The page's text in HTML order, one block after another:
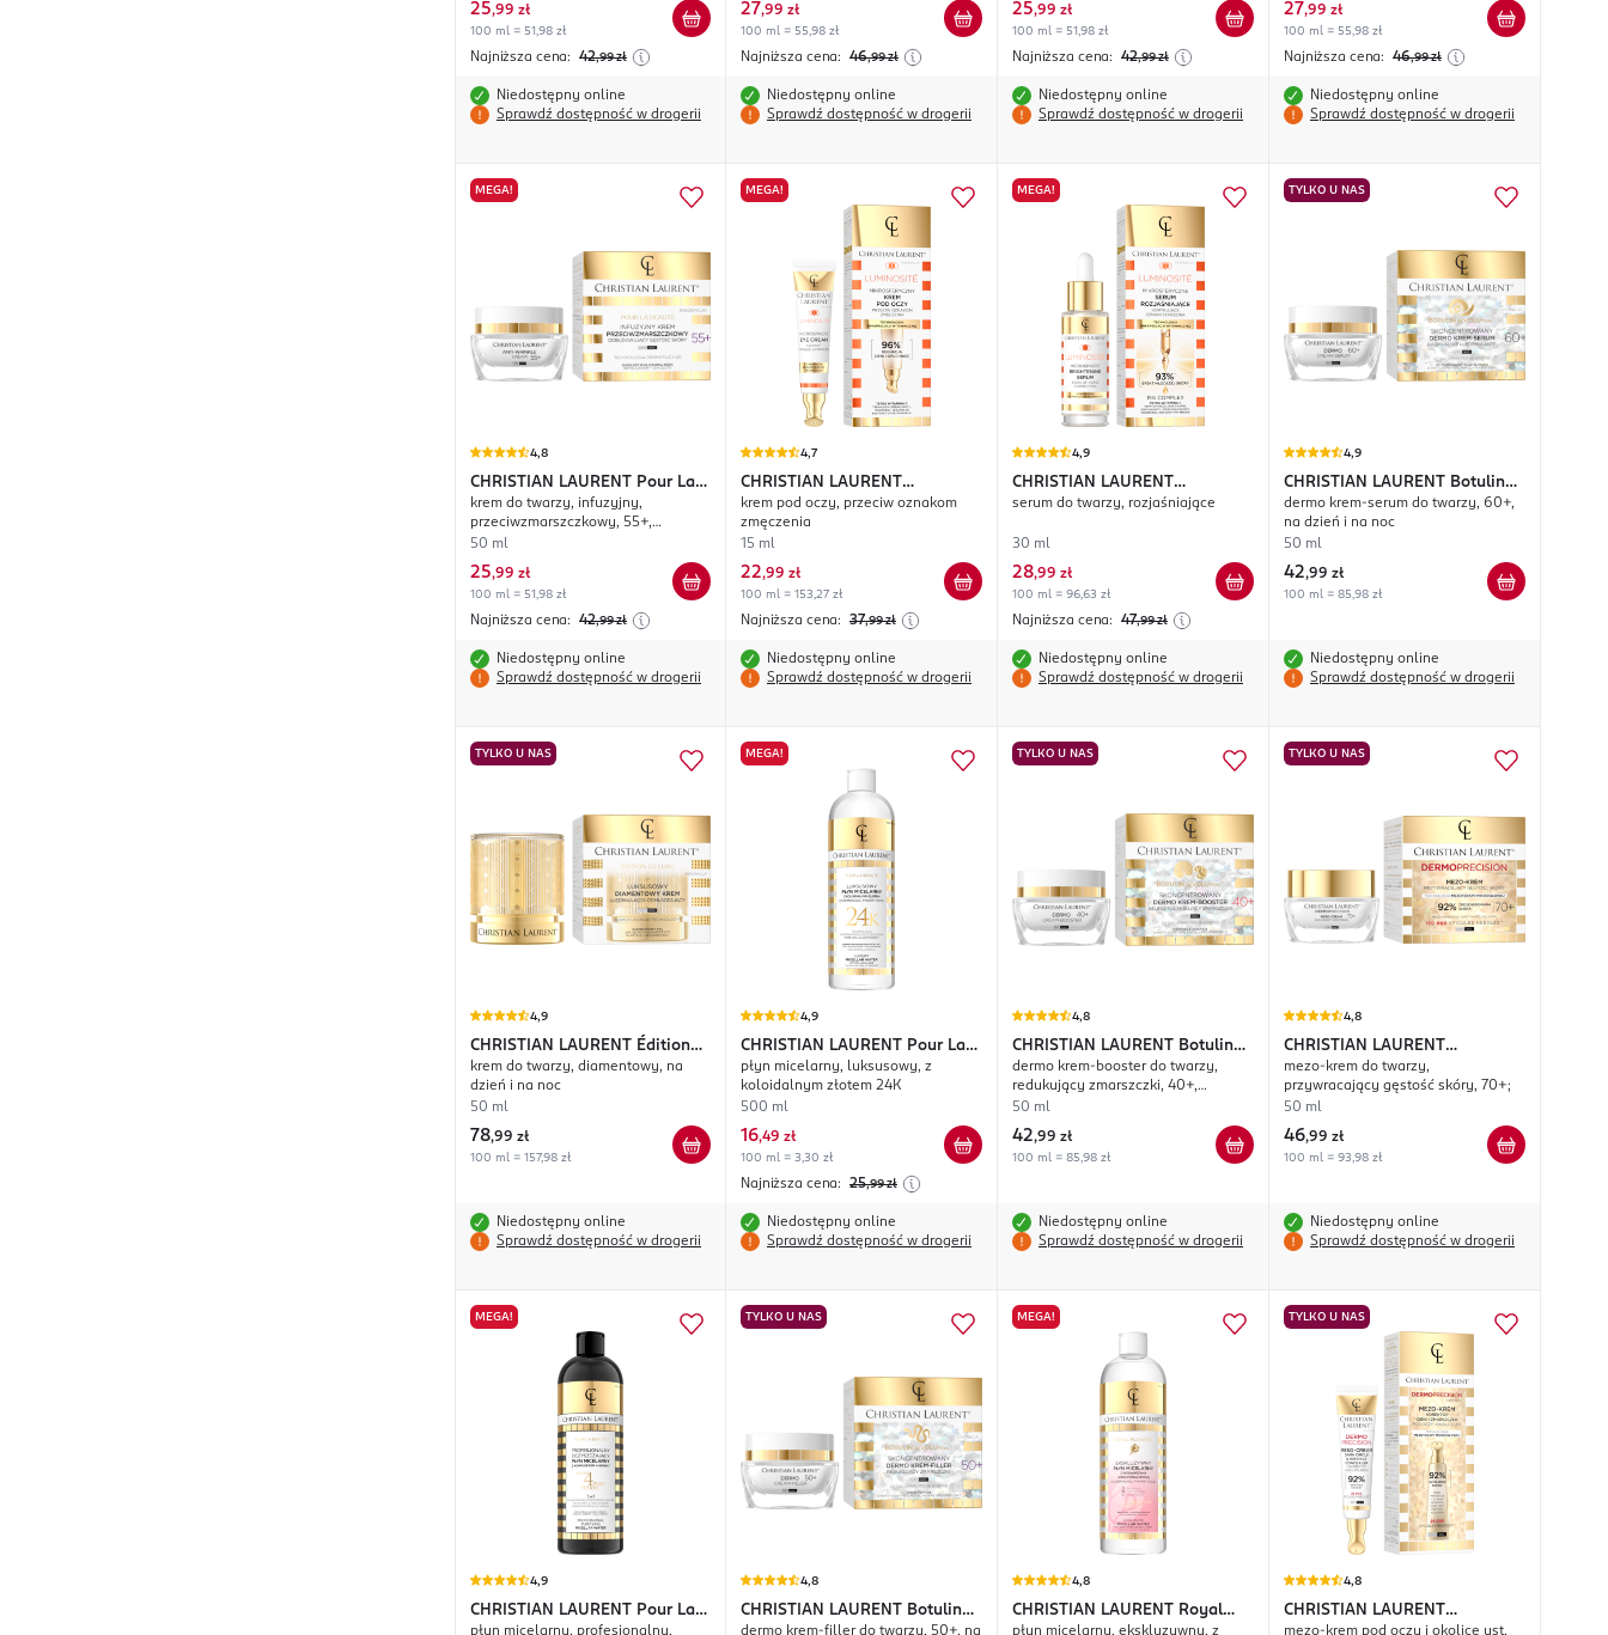
25,99 zł
100 ml = 51,98 zł
Najniższa cena: 42,99 zł
Niedostępny online
Sprawdź dostępność w drogerii
27,99 zł
100 ml = 55,98 zł
Najniższa cena: 46,99 zł
Niedostępny online
Sprawdź dostępność w drogerii
25,99 zł
100 ml = 51,98 zł
Najniższa cena: 42,99 zł
Niedostępny online
Sprawdź dostępność w drogerii
27,99 zł
100 ml = 55,98 zł
Najniższa cena: 46,99 zł
Niedostępny online
Sprawdź dostępność w drogerii
MEGA!
4,8
CHRISTIAN LAURENT
Pour La
Beaute
krem do twarzy, infuzyjny,
przeciwzmarszczkowy, 55+,
dzień/noc
50 ml
25,99 zł
100 ml = 51,98 zł
Najniższa cena: 42,99 zł
Niedostępny online
Sprawdź dostępność w drogerii
MEGA!
4,7
CHRISTIAN LAURENT
Luminosité
krem pod oczy, przeciw oznakom
zmęczenia
15 ml
22,99 zł
100 ml = 153,27 zł
Najniższa cena: 37,99 zł
Niedostępny online
Sprawdź dostępność w drogerii
MEGA!
4,9
CHRISTIAN LAURENT
Luminosité
serum do twarzy, rozjaśniające
30 ml
28,99 zł
100 ml = 96,63 zł
Najniższa cena: 47,99 zł
Niedostępny online
Sprawdź dostępność w drogerii
TYLKO U NAS
4,9
CHRISTIAN LAURENT
Botulin
Revolution
dermo krem-serum do twarzy, 60+,
na dzień i na noc
50 ml
42,99 zł
100 ml = 85,98 zł
Niedostępny online
Sprawdź dostępność w drogerii
TYLKO U NAS
4,9
CHRISTIAN LAURENT
Édition
De Luxe
krem do twarzy, diamentowy, na
dzień i na noc
50 ml
78,99 zł
100 ml = 157,98 zł
Niedostępny online
Sprawdź dostępność w drogerii
MEGA!
4,9
CHRISTIAN LAURENT
Pour La
Beaute
płyn micelarny, luksusowy, z
koloidalnym złotem 24K
500 ml
16,49 zł
100 ml = 3,30 zł
Najniższa cena: 25,99 zł
Niedostępny online
Sprawdź dostępność w drogerii
TYLKO U NAS
4,8
CHRISTIAN LAURENT
Botulin
Revolution
dermo krem-booster do twarzy,
redukujący zmarszczki, 40+,
dzień/noc
50 ml
42,99 zł
100 ml = 85,98 zł
Niedostępny online
Sprawdź dostępność w drogerii
TYLKO U NAS
4,8
CHRISTIAN LAURENT
Dermoprecision
mezo-krem do twarzy,
przywracający gęstość skóry, 70+;
50 ml
46,99 zł
100 ml = 93,98 zł
Niedostępny online
Sprawdź dostępność w drogerii
MEGA!
4,9
CHRISTIAN LAURENT Pour La
płyn micelarny, profesjonalny,
TYLKO U NAS
4,8
CHRISTIAN LAURENT Botulin
dermo krem-filler do twarzy, 50+, na
MEGA!
4,8
CHRISTIAN LAURENT Royal
płyn micelarny, ekskluzywny, z
TYLKO U NAS
4,8
CHRISTIAN LAURENT
mezo-krem pod oczy i okolice ust,